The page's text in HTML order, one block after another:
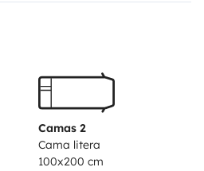
trasera. Completamente
de ensueño a tu aire.
Camas 2
Cama litera
100x200 cm